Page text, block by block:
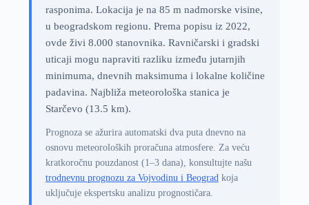
rasponima. Lokacija je na 85 m nadmorske visine,
u beogradskom regionu. Prema popisu iz 2022,
ovde živi 8.000 stanovnika. Ravničarski i gradski
uticaji mogu napraviti razliku između jutarnjih
minimuma, dnevnih maksimuma i lokalne količine
padavina. Najbliža meteorološka stanica je
Starčevo (13.5 km).
Prognoza se ažurira automatski dva puta dnevno na
osnovu meteoroloških proračuna atmosfere. Za veću
kratkoročnu pouzdanost (1–3 dana), konsultujte našu
trodnevnu prognozu za Vojvodinu i Beogradkoja
uključuje ekspertsku analizu prognostičara.